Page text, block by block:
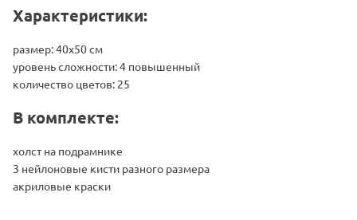
Характеристики:
размер: 40х50 см
уровень сложности: 4 повышенный
количество цветов: 25
В комплекте:
холст на подрамнике
3 нейлоновые кисти разного размера
акриловые краски